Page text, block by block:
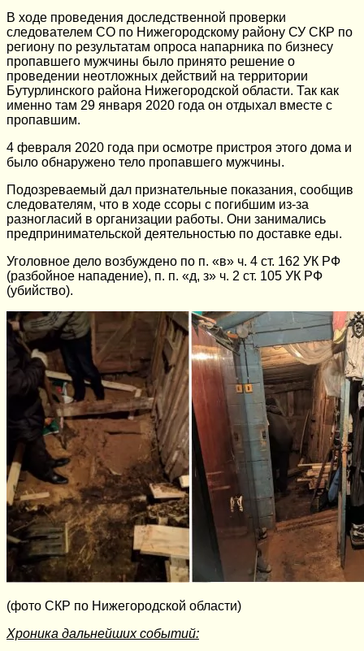
В ходе проведения доследственной проверки
следователем СО по Нижегородскому району СУ СКР по
региону по результатам опроса напарника по бизнесу
пропавшего мужчины было принято решение о
проведении неотложных действий на территории
Бутурлинского района Нижегородской области. Так как
именно там 29 января 2020 года он отдыхал вместе с
пропавшим.
4 февраля 2020 года при осмотре пристроя этого дома и
было обнаружено тело пропавшего мужчины.
Подозреваемый дал признательные показания, сообщив
следователям, что в ходе ссоры с погибшим из-за
разногласий в организации работы. Они занимались
предпринимательской деятельностью по доставке еды.
Уголовное дело возбуждено по п. «в» ч. 4 ст. 162 УК РФ
(разбойное нападение), п. п. «д, з» ч. 2 ст. 105 УК РФ
(убийство).
(фото СКР по Нижегородской области)
Хроника дальнейших событий: